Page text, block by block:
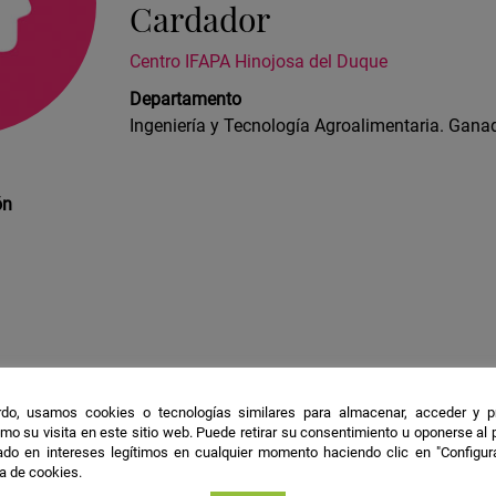
Cardador
Centro IFAPA Hinojosa del Duque
Departamento
Ingeniería y Tecnología Agroalimentaria.
primaria y bachiller en Pozoblanco (Córdoba), y
en la rama de medicina y sanidad. Durante 15 años
por todo el Valle de Los Pedroches y posteriormente en
2009 que es cuando comencé a trabajar en el Centro IFAPA
usamos cookies o tecnologías similares para almacenar, acceder y
su visita en este sitio web. Puede retirar su consentimiento u oponerse al
en intereses legítimos en cualquier momento haciendo clic en
de cookies.